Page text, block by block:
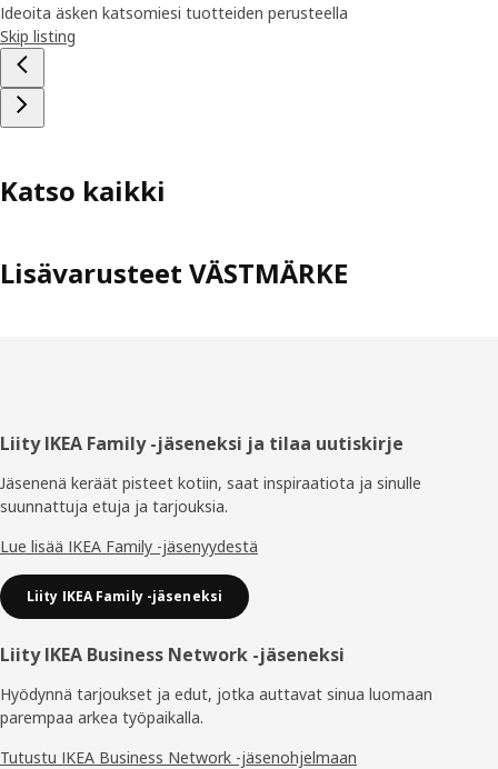
Ideoita äsken katsomiesi tuotteiden perusteella
Skip listing
Katso kaikki
Lisävarusteet VÄSTMÄRKE
Alatunniste
Liity IKEA Family -jäseneksi ja tilaa uutiskirje
Jäsenenä keräät pisteet kotiin, saat inspiraatiota ja sinulle
suunnattuja etuja ja tarjouksia.​
Lue lisää IKEA Family -jäsenyydestä
Liity IKEA Family -jäseneksi
Liity IKEA Business Network -jäseneksi
Hyödynnä tarjoukset ja edut, jotka auttavat sinua luomaan
parempaa arkea työpaikalla.
Tutustu IKEA Business Network -jäsenohjelmaan